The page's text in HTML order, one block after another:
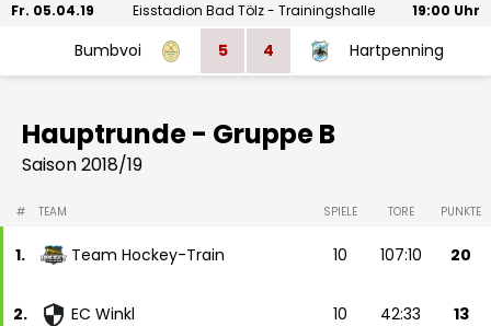
Fr. 05.04.19 Eisstadion Bad Tölz - Trainingshalle 19:00 Uhr
Bumbvoi 5 4 Hartpenning
Hauptrunde - Gruppe B
Saison 2018/19
# TEAM SPIELE TORE PUNKTE
1. Team Hockey-Train 10 107:10 20
2. EC Winkl 10 42:33 13